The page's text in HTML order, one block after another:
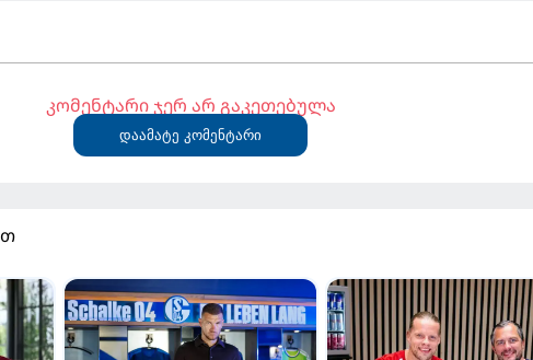
კომენტარი ჯერ არ გაკეთებულა
დაამატე კომენტარი